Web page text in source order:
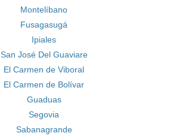
Montelíbano
Fusagasugá
Ipiales
San José Del Guaviare
El Carmen de Viboral
El Carmen de Bolívar
Guaduas
Segovia
Sabanagrande